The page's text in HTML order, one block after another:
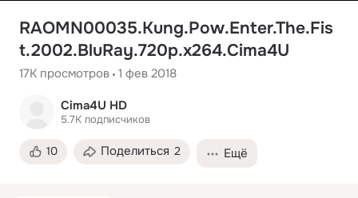
RAOMN00035.Kung.Pow.Enter.The.Fis
t.2002.BluRay.720p.x264.Cima4U
17K просмотров 1 фев 2018
Cima4U HD
5.7K подписчиков
10 Поделиться 2 Ещё